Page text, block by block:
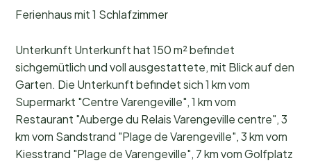
Ferienhaus mit 1 Schlafzimmer
Unterkunft Unterkunft hat 150 m² befindet
sichgemütlich und voll ausgestattete, mit Blick auf den
Garten. Die Unterkunft befindet sich 1 km vom
Supermarkt "Centre Varengeville", 1 km vom
Restaurant "Auberge du Relais Varengeville centre", 3
km vom Sandstrand "Plage de Varengeville", 3 km vom
Kiesstrand "Plage de Varengeville", 7 km vom Golfplatz